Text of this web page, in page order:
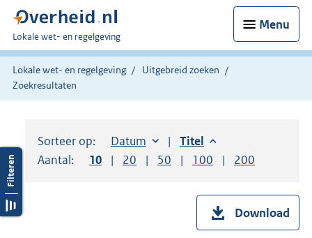
Menu
U
bent
hier:
Lokale wet- en regelgeving
Lokale wet- en regelgeving
Uitgebreid zoeken
Zoekresultaten
Sorteer op: Sorteer op:
Datum aflopendSorteer op:
Titel aflopend
Aantal:
Toon
10 resultaten per pagina
Toon
20 resultaten per pagina
Toon
50 resultaten per pagina
Toon
100 resultaten per
Toon
200
Download